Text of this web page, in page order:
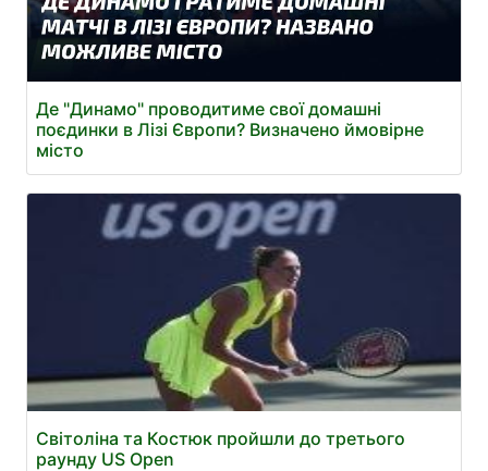
Де "Динамо" проводитиме свої домашні
поєдинки в Лізі Європи? Визначено ймовірне
місто
Світоліна та Костюк пройшли до третього
раунду US Open